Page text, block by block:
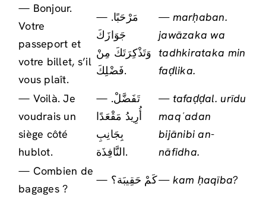
— Bonjour.
Votre
passeport et
votre billet, s’il
vous plaît.
— مَرْحَبًا.
جَوَازَكَ
وَتَذْكِرَتَكَ مِنْ
فَضْلِكَ.
— marḥaban.
jawāzaka wa
tadhkirataka min
faḍlika.
— Voilà. Je
voudrais un
siège côté
hublot.
— تَفَضَّلْ.
أُرِيدُ مَقْعَدًا
بِجَانِبِ
النَّافِذَة.
— tafaḍḍal. urīdu
maqʿadan
bijānibi an-
nāfidha.
— Combien de
bagages ?
— كَمْ حَقِيبَة؟— kam ḥaqība?